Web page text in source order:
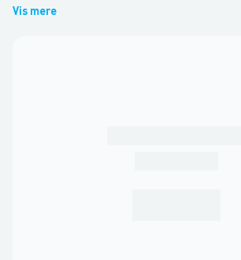
Vis mere